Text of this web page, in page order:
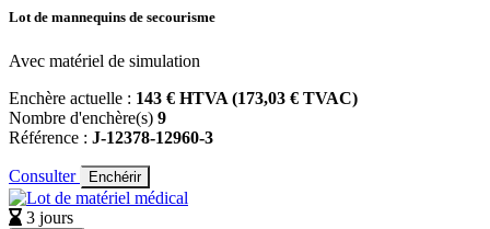
Lot de mannequins de secourisme
Avec matériel de simulation
Enchère actuelle : 143 € HTVA (173,03 € TVAC)
Nombre d'enchère(s) 9
Référence : J-12378-12960-3
Consulter Enchérir
3 jours